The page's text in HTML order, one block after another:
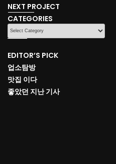
NEXT PROJECT
CATEGORIES
CATEGORIES
EDITOR’S PICK
업소탐방
맛집 이다
좋았던 지난 기사